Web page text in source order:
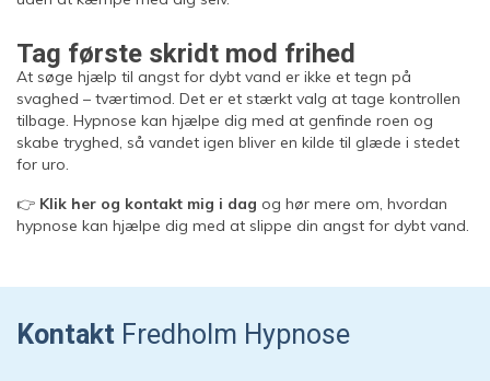
Tag første skridt mod frihed
At søge hjælp til angst for dybt vand er ikke et tegn på
svaghed – tværtimod. Det er et stærkt valg at tage kontrollen
tilbage. Hypnose kan hjælpe dig med at genfinde roen og
skabe tryghed, så vandet igen bliver en kilde til glæde i stedet
for uro.
👉 Klik her og kontakt mig i dag og hør mere om, hvordan
hypnose kan hjælpe dig med at slippe din angst for dybt vand.
Kontakt Fredholm Hypnose